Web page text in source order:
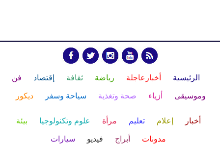
الرئيسية أخبارعاجلة رياضة ثقافة إقتصاد فن
وموسيقى أزياء صحة وتغذية سياحة وسفر ديكور
أخبار إعلام تعليم مرأة علوم وتكنولوجيا بيئة
مدونات أبراج فيديو سيارات